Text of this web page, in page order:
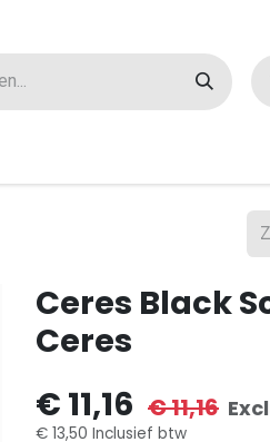
Ceres Black
Ceres
€ 11,16 €11,16
€ 13,50 Inclusief btw